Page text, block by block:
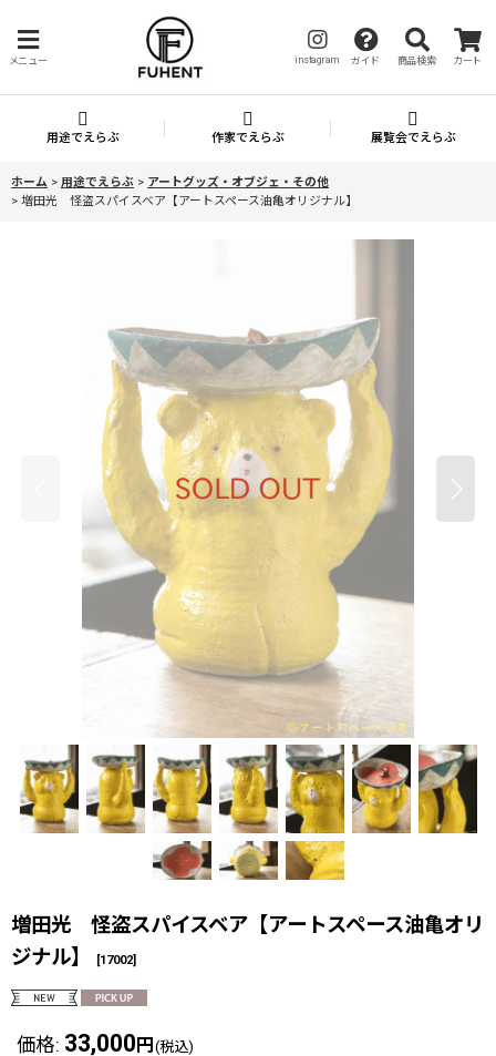
メニュー instagram ガイド 商品検索 カート
用途でえらぶ 作家でえらぶ 展覧会でえらぶ
ホーム > 用途でえらぶ > アートグッズ・オブジェ・その他
> 増田光 怪盗スパイスベア【アートスペース油亀オリジナル】
増田光 怪盗スパイスベア【アートスペース油亀オリ
ジナル】
[17002]
価格: 33,000 円 (税込)